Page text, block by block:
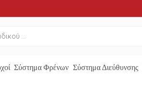
Σύστημα Φρένων Σύστημα Διεύθυνσης